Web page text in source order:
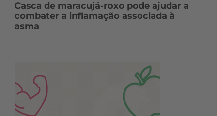
Casca de maracujá-roxo pode ajudar a
combater a inflamação associada à
asma